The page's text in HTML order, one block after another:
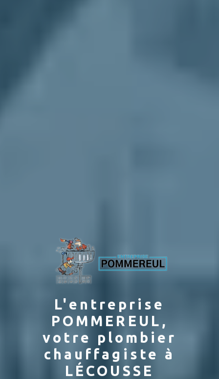
L'entreprise
POMMEREUL,
votre plombier
chauffagiste à
LÉCOUSSE